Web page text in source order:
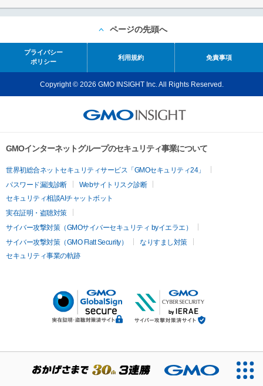
ページの先頭へ
プライバシー
ポリシー
利用規約 免責事項
Copyright © 2026 GMO INSIGHT Inc. All Rights Reserved.
GMOインターネットグループのセキュリティ事業について
世界初総合ネットセキュリティサービス「GMOセキュリティ24」
パスワード漏洩診断
Webサイトリスク診断
セキュリティ相談AIチャットボット
実在証明・盗聴対策
サイバー攻撃対策（GMOサイバーセキュリティ byイエラエ）
サイバー攻撃対策（GMO Flatt Security）
なりすまし対策
セキュリティ事業の軌跡